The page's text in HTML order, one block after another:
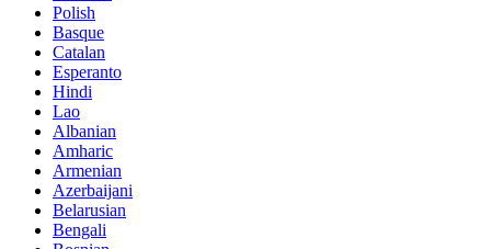
Polish
Basque
Catalan
Esperanto
Hindi
Lao
Albanian
Amharic
Armenian
Azerbaijani
Belarusian
Bengali